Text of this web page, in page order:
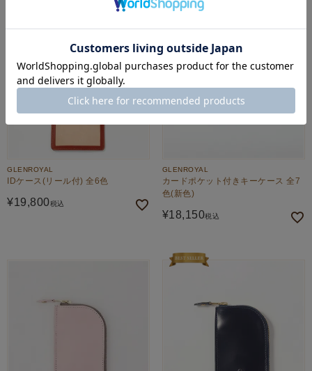
GLENROYAL
IDケース(リール付) 全6色
¥19,800税込
GLENROYAL
カードポケット付きキーケース 全7
色(新色)
¥18,150税込